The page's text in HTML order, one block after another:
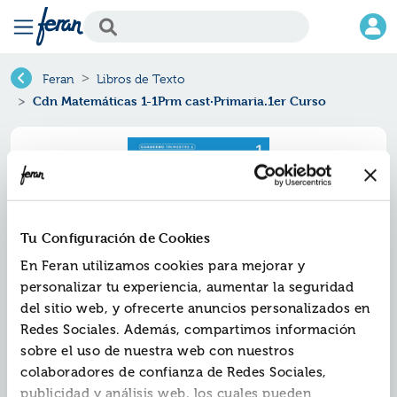
Tu Configuración de Cookies
En Feran utilizamos cookies para mejorar y
personalizar tu experiencia, aumentar la seguridad
del sitio web, y ofrecerte anuncios personalizados en
Redes Sociales. Además, compartimos información
sobre el uso de nuestra web con nuestros
colaboradores de confianza de Redes Sociales,
publicidad y análisis web, los cuales pueden
Feran Libros de Texto
Cdn Matemáticas 1-1Prm cast·Primaria.1er Curso
Cdn matemáticas 1-1prm
cast·primaria.1er curso